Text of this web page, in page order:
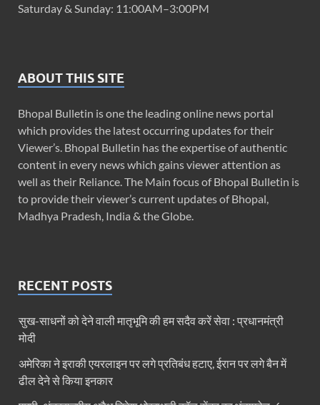
Saturday & Sunday: 11:00AM–3:00PM
ABOUT THIS SITE
Bhopal Bulletin is one the leading online news portal
which provides the latest occurring updates for their
Viewer’s. Bhopal Bulletin has the expertise of authentic
content in every news which gains viewer attention as
well as their Reliance. The Main focus of Bhopal Bulletin is
to provide their viewer’s current updates of Bhopal,
Madhya Pradesh, India & the Globe.
RECENT POSTS
सुख-साधनों को देने वाली मातृभूमि की हम सदैव करें सेवा : प्रधानमंत्री
मोदी
अमेरिका ने इराकी एयरलाइन पर लगे प्रतिबंध हटाए, ईरान पर लगे बैन में
ढील देने से किया इनकार